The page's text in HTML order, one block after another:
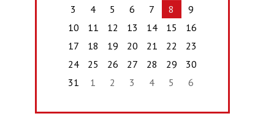
3
4 5 6 7 8
9
10
11 12 13 14 15
16
17
18 19 20 21 22
23
24
25 26 27 28 29
30
31
1 2 3 4 5 6